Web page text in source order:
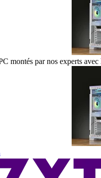
montés par nos experts avec